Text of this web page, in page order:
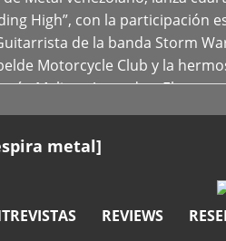
High”, con la participación
de la banda Storm
Motorcycle Club y la
Melissa Acevedo. El
metal]
REVIEWS